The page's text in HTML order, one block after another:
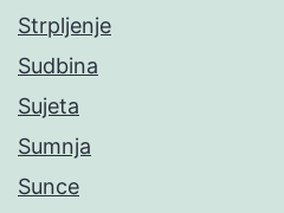
Strpljenje
Sudbina
Sujeta
Sumnja
Sunce